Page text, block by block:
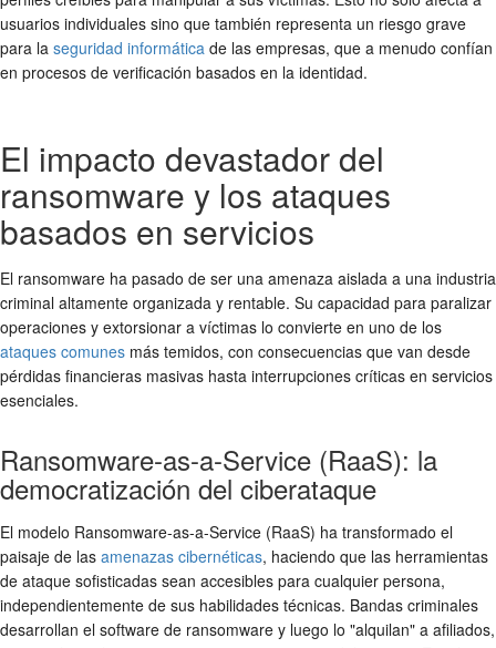
usuarios individuales sino que también representa un riesgo grave
para la seguridad informática de las empresas, que a menudo confían
en procesos de verificación basados en la identidad.
El impacto devastador del
ransomware y los ataques
basados en servicios
El ransomware ha pasado de ser una amenaza aislada a una industria
criminal altamente organizada y rentable. Su capacidad para paralizar
operaciones y extorsionar a víctimas lo convierte en uno de los
ataques comunes más temidos, con consecuencias que van desde
pérdidas financieras masivas hasta interrupciones críticas en servicios
esenciales.
Ransomware-as-a-Service (RaaS): la
democratización del ciberataque
El modelo Ransomware-as-a-Service (RaaS) ha transformado el
paisaje de las amenazas cibernéticas, haciendo que las herramientas
de ataque sofisticadas sean accesibles para cualquier persona,
independientemente de sus habilidades técnicas. Bandas criminales
desarrollan el software de ransomware y luego lo "alquilan" a afiliados,